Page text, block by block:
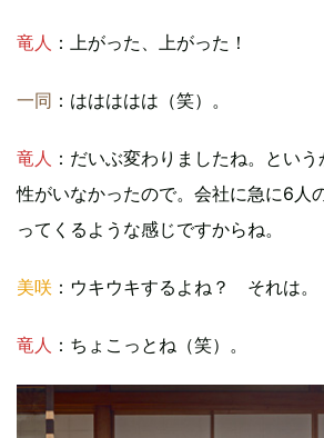
竜人 ：上がった、上がった！
一同 ：ははははは（笑）。
竜人 ：だいぶ変わりましたね。とい
性がいなかったので。会社に急に6人
ってくるような感じですからね。
美咲 ：ウキウキするよね？ それは。
竜人 ：ちょこっとね（笑）。